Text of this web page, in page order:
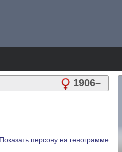
1906–
Показать персону на генограмме